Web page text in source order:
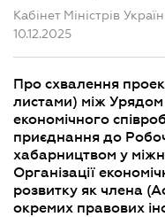
Кабінет Міністрів
10.12.2025
Про схвалення
листами) між Урядом
економічного
приєднання до
хабарництвом у
Організації
розвитку як члена
окремих правових